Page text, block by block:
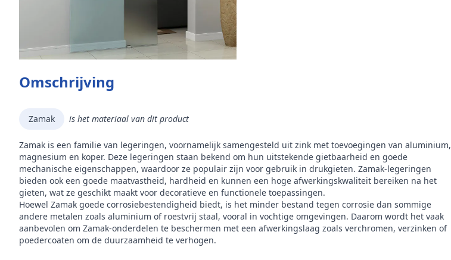
Omschrijving
Zamak is het materiaal van dit product
Zamak is een familie van legeringen, voornamelijk samengesteld uit zink met toevoegingen van aluminium,
magnesium en koper. Deze legeringen staan bekend om hun uitstekende gietbaarheid en goede
mechanische eigenschappen, waardoor ze populair zijn voor gebruik in drukgieten. Zamak-legeringen
bieden ook een goede maatvastheid, hardheid en kunnen een hoge afwerkingskwaliteit bereiken na het
gieten, wat ze geschikt maakt voor decoratieve en functionele toepassingen.
Hoewel Zamak goede corrosiebestendigheid biedt, is het minder bestand tegen corrosie dan sommige
andere metalen zoals aluminium of roestvrij staal, vooral in vochtige omgevingen. Daarom wordt het vaak
aanbevolen om Zamak-onderdelen te beschermen met een afwerkingslaag zoals verchromen, verzinken of
poedercoaten om de duurzaamheid te verhogen.
Productbijlagen
Montagehandleiding